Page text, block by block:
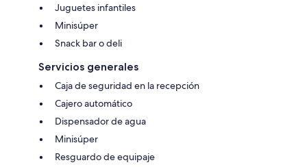
Juguetes infantiles
Minisúper
Snack bar o deli
Servicios generales
Caja de seguridad en la recepción
Cajero automático
Dispensador de agua
Minisúper
Resguardo de equipaje